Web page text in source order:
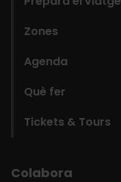
Zones
Agenda
Què fer
Tickets & Tours
Colabora